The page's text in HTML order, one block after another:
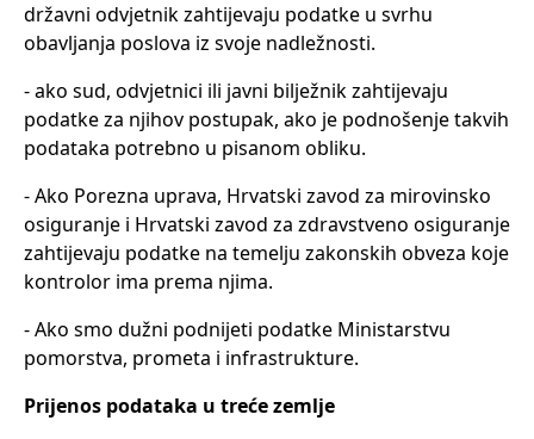
državni odvjetnik zahtijevaju podatke u svrhu
obavljanja poslova iz svoje nadležnosti.
- ako sud, odvjetnici ili javni bilježnik zahtijevaju
podatke za njihov postupak, ako je podnošenje takvih
podataka potrebno u pisanom obliku.
- Ako Porezna uprava, Hrvatski zavod za mirovinsko
osiguranje i Hrvatski zavod za zdravstveno osiguranje
zahtijevaju podatke na temelju zakonskih obveza koje
kontrolor ima prema njima.
- Ako smo dužni podnijeti podatke Ministarstvu
pomorstva, prometa i infrastrukture.
Prijenos podataka u treće zemlje